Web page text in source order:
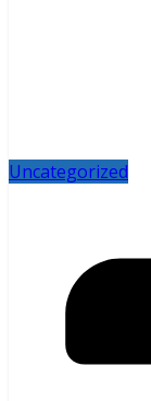
Uncategorized